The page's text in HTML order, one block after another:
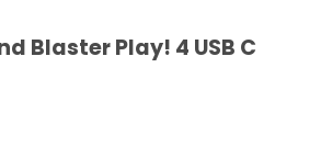
Blaster Play! 4 USB C